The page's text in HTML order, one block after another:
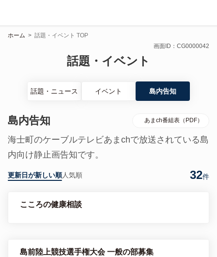
ホーム > 話題・イベント TOP
画面ID：CG0000042
話題・イベント
話題・ニュース イベント 島内告知
島内告知 あまch番組表（PDF）
海士町のケーブルテレビあまchで放送されている島
内向け静止画告知です。
更新日が新しい順人気順 32件
こころの健康相談
島前陸上競技選手権大会 一般の部募集